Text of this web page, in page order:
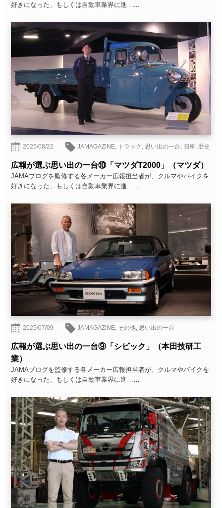
好きになった、もしくは自動車業界に進……
2025/08/22 JAMAGAZINE トラック 思い出の一台 旧車 歴史
広報が選ぶ思い出の一台⑩「マツダT2000」（マツダ）
JAMAブログを監修する各メーカー広報担当者が、クルマやバイクを
好きになった、もしくは自動車業界に進……
2025/07/09 JAMAGAZINE その他 思い出の一台
広報が選ぶ思い出の一台⑨「シビック」（本田技研工
業）
JAMAブログを監修する各メーカー広報担当者が、クルマやバイクを
好きになった、もしくは自動車業界に進……